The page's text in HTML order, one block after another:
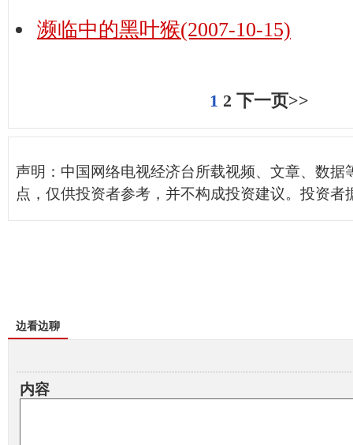
濒临中的黑叶猴(2007-10-15)
1 2 下一页>>
声明：中国网络电视经济台所载视频、文章、数据
点，仅供投资者参考，并不构成投资建议。投资者
边看边聊
内容